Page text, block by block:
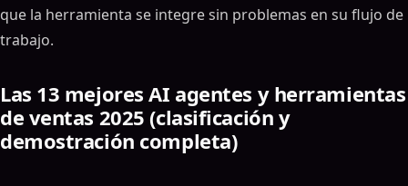
que la herramienta se integre sin problemas en su flujo de
trabajo.
Las 13 mejores AI agentes y herramientas
de ventas 2025 (clasificación y
demostración completa)